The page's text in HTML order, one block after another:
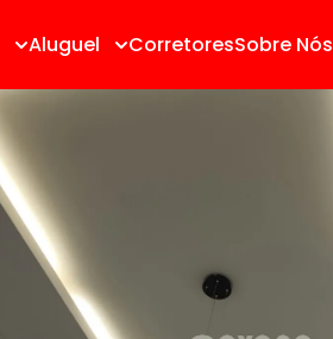
Aluguel CorretoresSobre Nós